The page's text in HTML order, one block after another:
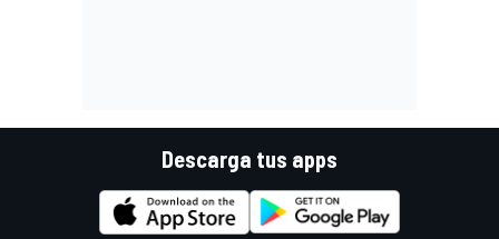
Descarga tus apps